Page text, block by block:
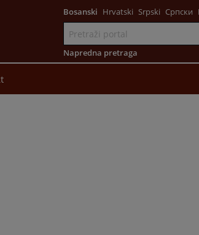
Bosanski Hrvatski Srpski Српски
Napredna pretraga